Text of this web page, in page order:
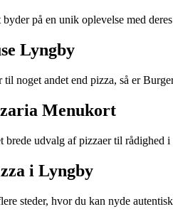
byder på en unik oplevelse med
Lyngby
noget andet end pizza, så er
Menukort
brede udvalg af pizzaer til
i Lyngby
steder, hvor du kan nyde